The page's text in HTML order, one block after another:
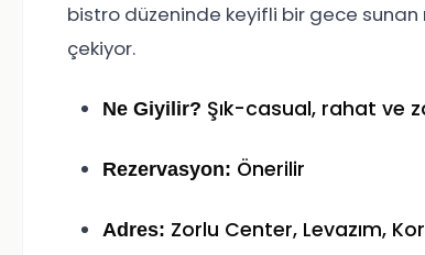
bistro düzeninde keyifli bir gece sunan
çekiyor.
Ne Giyilir? Şık-casual, rahat ve
Rezervasyon: Önerilir
Adres: Zorlu Center, Levazım,